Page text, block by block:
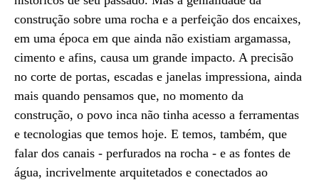
construção sobre uma rocha e a perfeição dos encaixes,
em uma época em que ainda não existiam argamassa,
cimento e afins, causa um grande impacto. A precisão
no corte de portas, escadas e janelas impressiona, ainda
mais quando pensamos que, no momento da
construção, o povo inca não tinha acesso a ferramentas
e tecnologias que temos hoje. E temos, também, que
falar dos canais - perfurados na rocha - e as fontes de
água, incrivelmente arquitetados e conectados ao